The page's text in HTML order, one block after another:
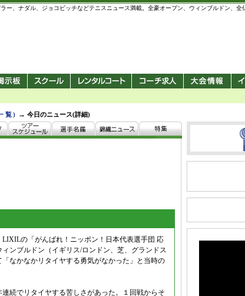
ー、ナダル、ジョコビッチなどテニスニュース満載。全豪オープン、ウィンブルドン、全
覧) →今日のニュース(詳細)
LIXILの「がんばれ！ニッポン！日本代表選手団 応
ンブルドン（イギリス/ロンドン、芝、グランドス
なかなかリタイヤする勇気がなかった」と当時の
続でリタイヤする苦しさがあった。１回戦からそ